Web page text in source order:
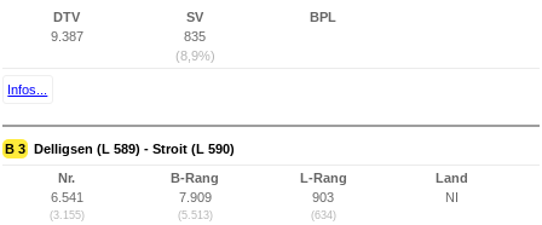
DTV
9.387
SV
835
(8,9%)
BPL
Infos...
B 3 Delligsen (L 589) - Stroit (L 590)
Nr.
6.541
(3.155)
B-Rang
7.909
(5.513)
L-Rang
903
(634)
Land
NI